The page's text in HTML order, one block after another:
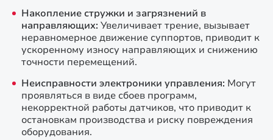
Накопление стружки и загрязнений в
направляющих: Увеличивает трение, вызывает
неравномерное движение суппортов, приводит к
ускоренному износу направляющих и снижению
точности перемещений.
Неисправности электроники управления: Могут
проявляться в виде сбоев программ,
некорректной работы датчиков, что приводит к
остановкам производства и риску повреждения
оборудования.